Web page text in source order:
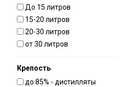
До 15 литров
15-20 литров
20-30 литров
от 30 литров
Крепость
до 85% - дистилляты